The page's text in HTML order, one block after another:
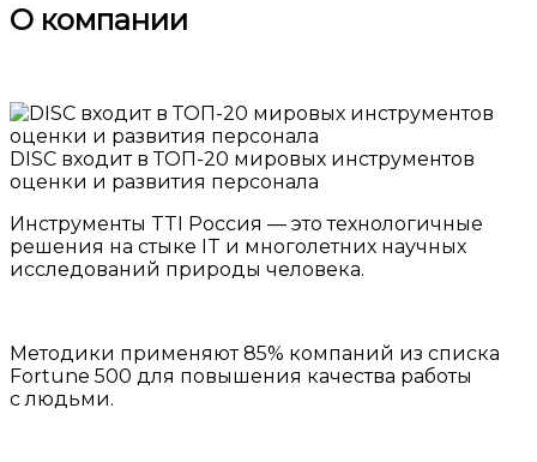
О компании
DISC входит в ТОП-20 мировых инструментов
оценки и развития персонала
Инструменты TTI Россия — это технологичные
решения на стыке IT и многолетних научных
исследований природы человека.
Методики применяют 85% компаний из списка
Fortune 500 для повышения качества работы
с людьми.